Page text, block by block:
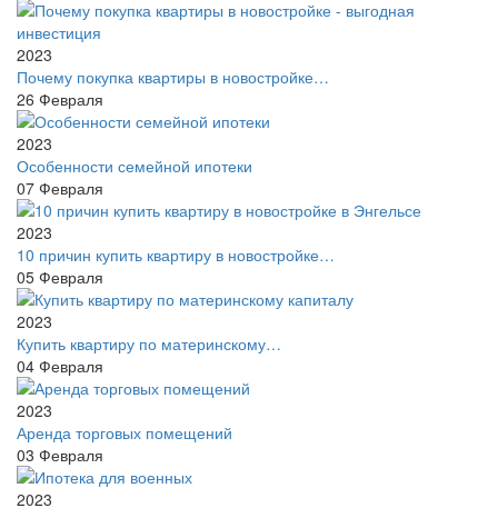
2023
Почему покупка квартиры в новостройке…
26 Февраля
2023
Особенности семейной ипотеки
07 Февраля
2023
10 причин купить квартиру в новостройке…
05 Февраля
2023
Купить квартиру по материнскому…
04 Февраля
2023
Аренда торговых помещений
03 Февраля
2023